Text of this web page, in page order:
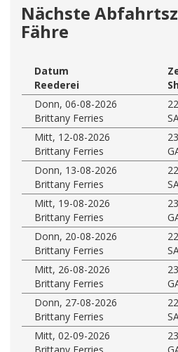
Nächste
Fähre
Datum
Reederei
Donn, 06-08-2026
Brittany Ferries
Mitt, 12-08-2026
Brittany Ferries
Donn, 13-08-2026
Brittany Ferries
Mitt, 19-08-2026
Brittany Ferries
Donn, 20-08-2026
Brittany Ferries
Mitt, 26-08-2026
Brittany Ferries
Donn, 27-08-2026
Brittany Ferries
Mitt, 02-09-2026